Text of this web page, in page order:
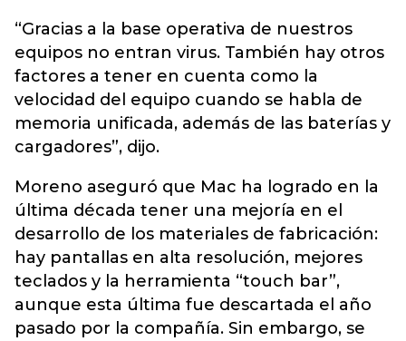
“Gracias a la base operativa de nuestros
equipos no entran virus. También hay otros
factores a tener en cuenta como la
velocidad del equipo cuando se habla de
memoria unificada, además de las baterías y
cargadores”, dijo.
Moreno aseguró que Mac ha logrado en la
última década tener una mejoría en el
desarrollo de los materiales de fabricación:
hay pantallas en alta resolución, mejores
teclados y la herramienta “touch bar”,
aunque esta última fue descartada el año
pasado por la compañía. Sin embargo, se